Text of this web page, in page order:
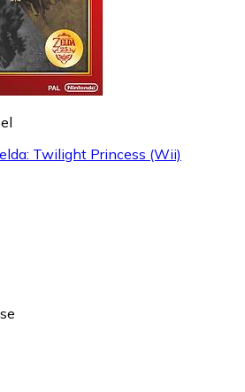
Twilight Princess (Wii)